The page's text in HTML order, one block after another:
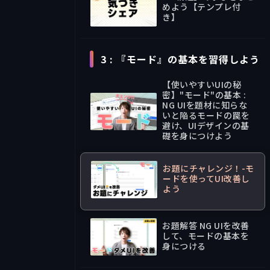
めよう【テンプレ付
き】
3 : 『モード』の基本を習得しよう
29:39
【使いやすいUIの秘
密】"モード"の基本 :
NG UIを題材に知らな
いと陥るモードの罠を
避け、UIデザインの基
礎を身につけよう
お題
お題にチャレンジ！-モ
ードを使ってUI改善し
よう
33:59
お題解答 NG UIを改善
して、モードの基本を
身につける